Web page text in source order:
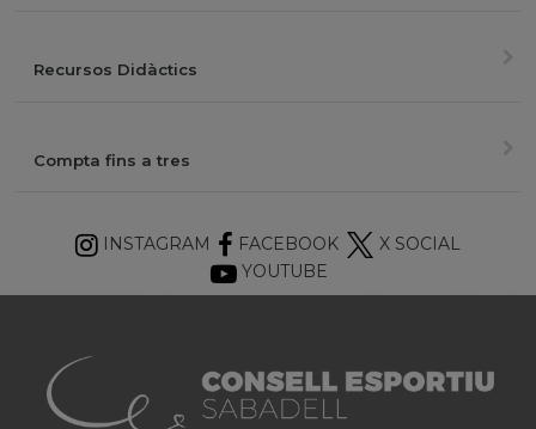
Recursos Didàctics
Compta fins a tres
INSTAGRAM FACEBOOK
X SOCIAL
YOUTUBE